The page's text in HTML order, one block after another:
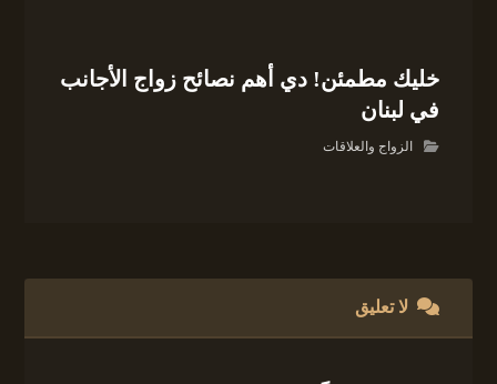
خليك مطمئن! دي أهم نصائح زواج الأجانب
في لبنان
الزواج والعلاقات
لا تعليق